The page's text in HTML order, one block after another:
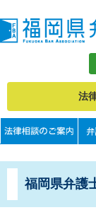
法
福岡県弁護